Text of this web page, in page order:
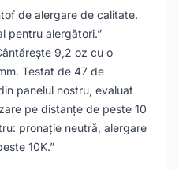
de alergare de calitate.
pentru alergători.”
9,2 oz cu o
Testat de 47 de
panelul nostru, evaluat
pe distanțe de peste 10
pronație neutră, alergare
10K.”